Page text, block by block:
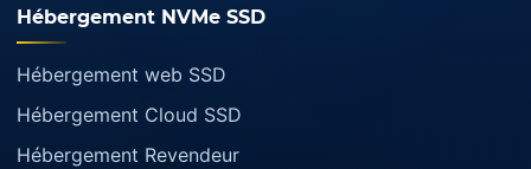
Hébergement NVMe SSD
Hébergement web SSD
Hébergement Cloud SSD
Hébergement Revendeur